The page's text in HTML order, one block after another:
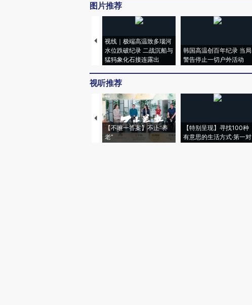
图片推荐
视线｜极端高温致多瑙河
水位跌破纪录 二战沉船与
猛犸象化石接连露出
韩国高温创百年纪录 当局
警告停止一切户外活动
视听推荐
【不唯一答案】不止“养
老”
【特别呈现】寻找100种
有意思的生活方式·第一对